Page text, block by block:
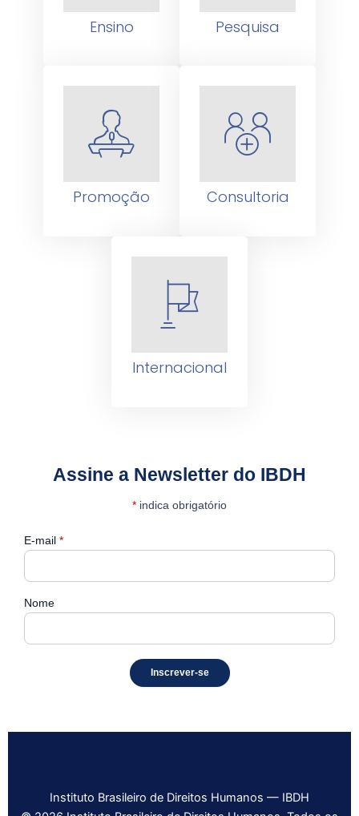
Ensino Pesquisa
Promoção Consultoria
Internacional
Assine a Newsletter do IBDH
* indica obrigatório
E-mail *
Nome
Instituto Brasileiro de Direitos Humanos — IBDH